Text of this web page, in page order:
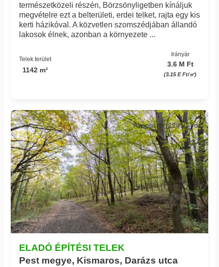
természetközeli részén, Börzsönyligetben kínáljuk
megvételre ezt a belterületi, erdei telket, rajta egy kis
kerti házikóval. A közvetlen szomszédjában állandó
lakosok élnek, azonban a környezete ...
Telek terület
1142 m²
Irányár
3.6 M Ft
(3.15 E Ft/㎡)
ELADÓ ÉPÍTÉSI TELEK
Pest megye, Kismaros, Darázs utca
Azonosító: 12850_rds